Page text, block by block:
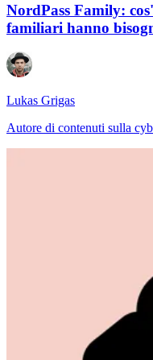
NordPass Family:
familiari hanno
Lukas Grigas
Autore di contenuti sulla